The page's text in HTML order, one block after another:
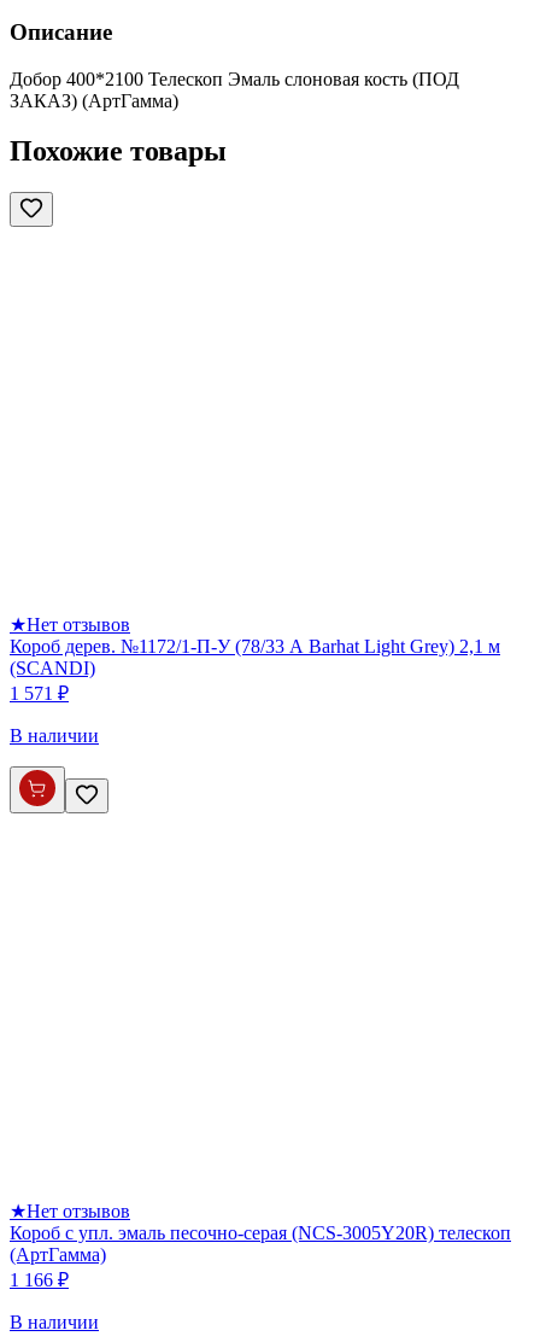
Описание
Добор 400*2100 Телескоп Эмаль слоновая кость (ПОД
ЗАКАЗ) (АртГамма)
Похожие товары
★Нет отзывов
Короб дерев. №1172/1-П-У (78/33 А Barhat Light Grey) 2,1 м
(SCANDI)
1 571 ₽
В наличии
★Нет отзывов
Короб с упл. эмаль песочно-серая (NCS-3005Y20R) телескоп
(АртГамма)
1 166 ₽
В наличии